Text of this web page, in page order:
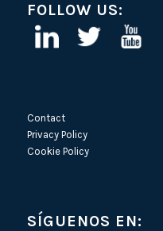
FOLLOW US:
Contact
Privacy Policy
Cookie Policy
SÍGUENOS EN: